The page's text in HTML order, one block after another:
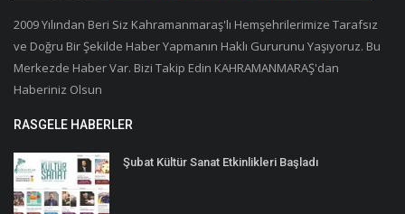
2009 Yılından Beri Siz Kahramanmaraş'lı Hemşehrilerimize Tarafsız
ve Doğru Bir Şekilde Haber Yapmanın Haklı Gururunu Yaşıyoruz. Bu
Merkezde Haber Var. Bizi Takip Edin KAHRAMANMARAŞ'dan
Haberiniz Olsun
RASGELE HABERLER
Şubat Kültür Sanat Etkinlikleri Başladı